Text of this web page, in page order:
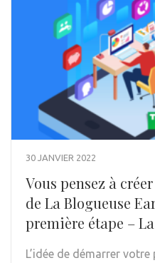
30 JANVIER 2022
Vous pensez à
de La Blogueuse
première étape –
L’idée de démarrer